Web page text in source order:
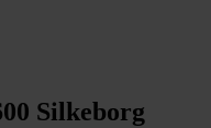
Silkeborg